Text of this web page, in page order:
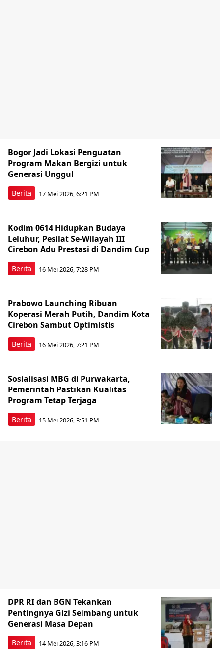
Berita
Bogor Jadi Lokasi Penguatan
Program Makan Bergizi untuk
Generasi Unggul
17 Mei 2026, 6:21 PM
Berita
Kodim 0614 Hidupkan Budaya
Leluhur, Pesilat Se-Wilayah III
Cirebon Adu Prestasi di Dandim Cup
16 Mei 2026, 7:28 PM
Berita
Prabowo Launching Ribuan
Koperasi Merah Putih, Dandim Kota
Cirebon Sambut Optimistis
16 Mei 2026, 7:21 PM
Berita
Sosialisasi MBG di Purwakarta,
Pemerintah Pastikan Kualitas
Program Tetap Terjaga
15 Mei 2026, 3:51 PM
Berita
DPR RI dan BGN Tekankan
Pentingnya Gizi Seimbang untuk
Generasi Masa Depan
14 Mei 2026, 3:16 PM